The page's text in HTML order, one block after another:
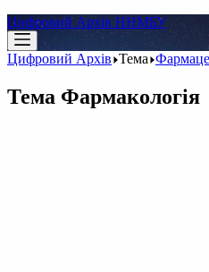
Цифровий Архів ННМБУ
Цифровий Архів Тема
Тема Фармакологія